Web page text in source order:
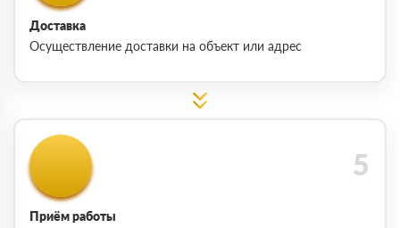
Доставка
Осуществление доставки на объект или адрес
Приём работы